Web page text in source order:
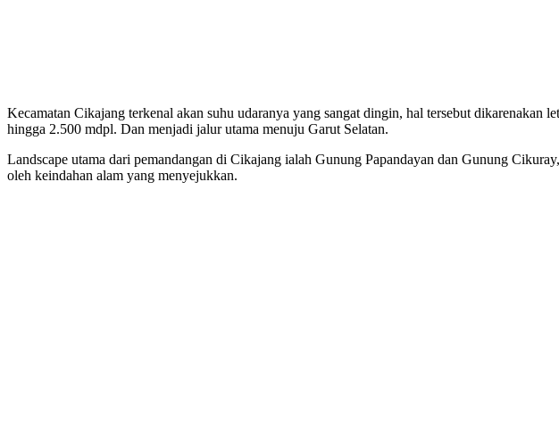
Kecamatan Cikajang terkenal akan suhu udaranya yang sangat dingin, hal tersebut dikarenakan
hingga 2.500 mdpl. Dan menjadi jalur utama menuju Garut Selatan.
Landscape utama dari pemandangan di Cikajang ialah Gunung Papandayan dan Gunung
oleh keindahan alam yang menyejukkan.